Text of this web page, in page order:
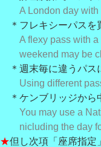
A London day
＊フレキシーパスを
A flexy pass with
weekend may be
＊週末毎に違うパス
Using different
＊ケンブリッジから
You may use a
nicluding the day
★但し次項「座席指定